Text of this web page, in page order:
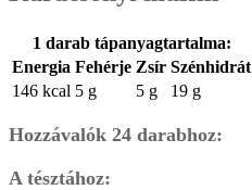
1 darab tápanyagtartalma:
Energia Fehérje Zsír Szénhidrát
146 kcal 5 g 5 g 19 g
Hozzávalók 24 darabhoz:
A tésztához: